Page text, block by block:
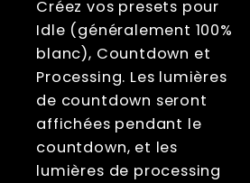
Créez vos presets pour
Idle (généralement 100%
blanc), Countdown et
Processing. Les lumières
de countdown seront
affichées pendant le
countdown, et les
lumières de processing